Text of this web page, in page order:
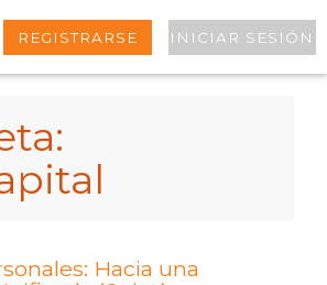
REGISTRARSE INICIAR SESIÓN
Hacia una